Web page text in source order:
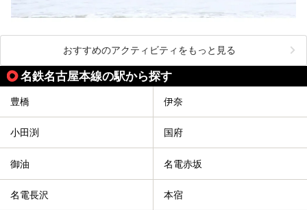
おすすめのアクティビティをもっと見る
名鉄名古屋本線の駅から探す
豊橋 伊奈
小田渕 国府
御油 名電赤坂
名電長沢 本宿